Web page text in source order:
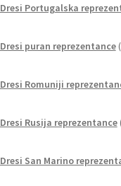
Dresi Portugalska
Dresi puran reprezentance
Dresi Romuniji
Dresi Rusija reprezentance
Dresi San Marino